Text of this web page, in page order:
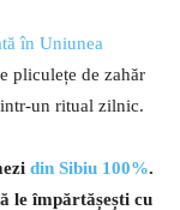
în Uniunea
pliculețe de zahăr
un ritual zilnic.
din Sibiu 100%.
le împărtășești cu